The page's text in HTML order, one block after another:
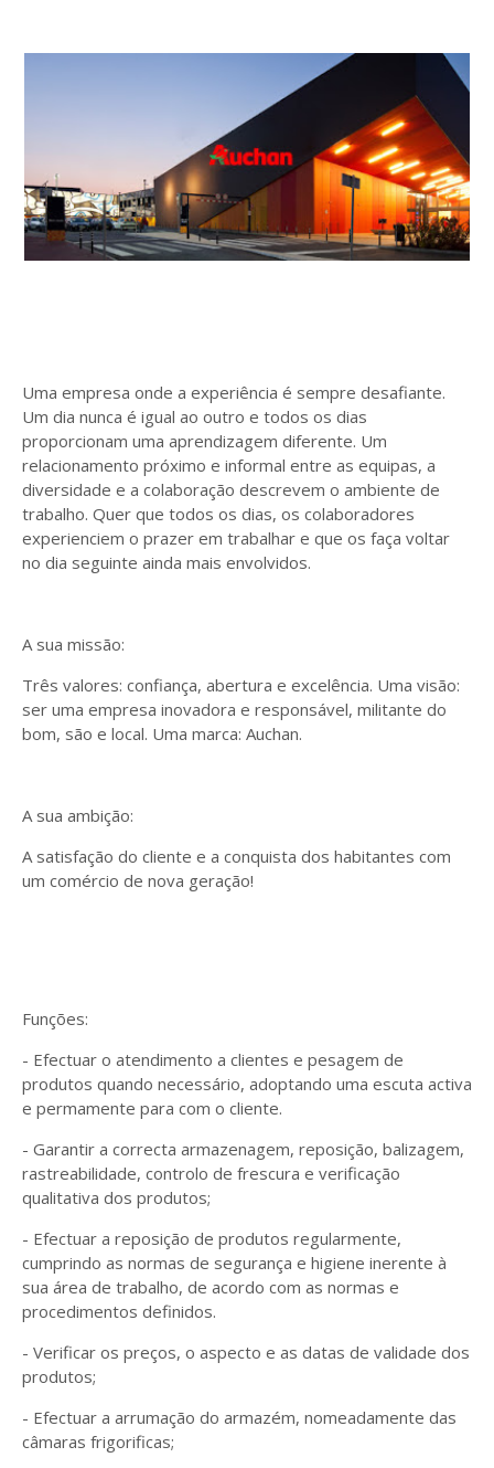
Uma empresa onde a experiência é sempre desafiante.
Um dia nunca é igual ao outro e todos os dias
proporcionam uma aprendizagem diferente. Um
relacionamento próximo e informal entre as equipas, a
diversidade e a colaboração descrevem o ambiente de
trabalho. Quer que todos os dias, os colaboradores
experienciem o prazer em trabalhar e que os faça voltar
no dia seguinte ainda mais envolvidos.
A sua missão:
Três valores: confiança, abertura e excelência. Uma visão:
ser uma empresa inovadora e responsável, militante do
bom, são e local. Uma marca: Auchan.
A sua ambição:
A satisfação do cliente e a conquista dos habitantes com
um comércio de nova geração!
Funções:
- Efectuar o atendimento a clientes e pesagem de
produtos quando necessário, adoptando uma escuta activa
e permamente para com o cliente.
- Garantir a correcta armazenagem, reposição, balizagem,
rastreabilidade, controlo de frescura e verificação
qualitativa dos produtos;
- Efectuar a reposição de produtos regularmente,
cumprindo as normas de segurança e higiene inerente à
sua área de trabalho, de acordo com as normas e
procedimentos definidos.
- Verificar os preços, o aspecto e as datas de validade dos
produtos;
- Efectuar a arrumação do armazém, nomeadamente das
câmaras frigorificas;